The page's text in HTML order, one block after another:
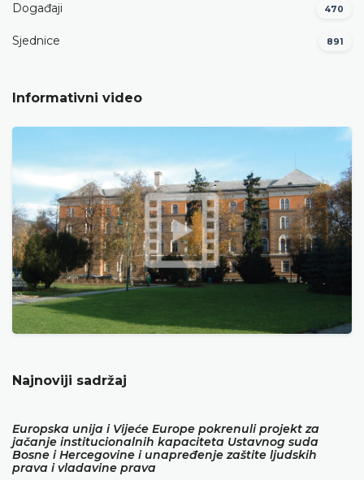
Događaji 470
Sjednice 891
Informativni video
Najnoviji sadržaj
Europska unija i Vijeće Europe pokrenuli projekt za
jačanje institucionalnih kapaciteta Ustavnog suda
Bosne i Hercegovine i unapređenje zaštite ljudskih
prava i vladavine prava